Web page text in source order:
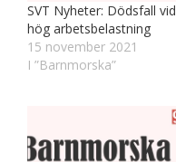
SVT Nyheter: Dödsfall vid
hög arbetsbelastning
15 november 2021
I ”Barnmorska”